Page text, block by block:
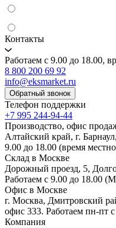
Контакты
Работаем с 9.00 до 18.00,
8 800 200 69 92
info@eksmarket.ru
Обратный звонок
Телефон поддержки
+7 995 244-94-44
Производство, офис
Алтайский край, г.
9.00 до 18.00 (время
Склад в Москве
Дорожный проезд, 5,
Работаем с 9.00 до 18.00
Офис в Москве
г. Москва, Дмитровский
офис 333. Работаем пн-пт
Компания